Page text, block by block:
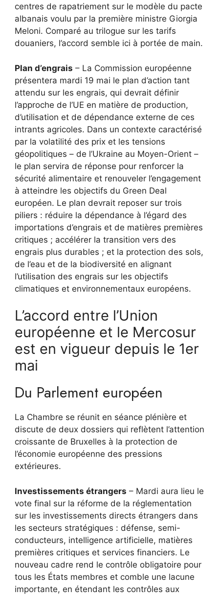
centres de rapatriement sur le modèle du pacte
albanais voulu par la première ministre Giorgia
Meloni. Comparé au trilogue sur les tarifs
douaniers, l’accord semble ici à portée de main.
Plan d’engrais – La Commission européenne
présentera mardi 19 mai le plan d’action tant
attendu sur les engrais, qui devrait définir
l’approche de l’UE en matière de production,
d’utilisation et de dépendance externe de ces
intrants agricoles. Dans un contexte caractérisé
par la volatilité des prix et les tensions
géopolitiques – de l’Ukraine au Moyen-Orient – ​​
le plan servira de réponse pour renforcer la
sécurité alimentaire et renouveler l’engagement
à atteindre les objectifs du Green Deal
européen. Le plan devrait reposer sur trois
piliers : réduire la dépendance à l’égard des
importations d’engrais et de matières premières
critiques ; accélérer la transition vers des
engrais plus durables ; et la protection des sols,
de l’eau et de la biodiversité en alignant
l’utilisation des engrais sur les objectifs
climatiques et environnementaux européens.
L’accord entre l’Union
européenne et le Mercosur
est en vigueur depuis le 1er
mai
Du Parlement européen
La Chambre se réunit en séance plénière et
discute de deux dossiers qui reflètent l’attention
croissante de Bruxelles à la protection de
l’économie européenne des pressions
extérieures.
Investissements étrangers – Mardi aura lieu le
vote final sur la réforme de la réglementation
sur les investissements directs étrangers dans
les secteurs stratégiques : défense, semi-
conducteurs, intelligence artificielle, matières
premières critiques et services financiers. Le
nouveau cadre rend le contrôle obligatoire pour
tous les États membres et comble une lacune
importante, en étendant les contrôles aux